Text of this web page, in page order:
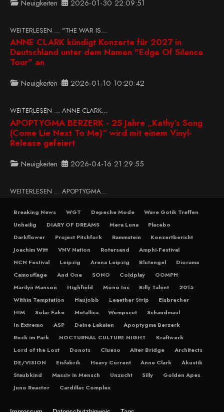
Neuigkeiten 2026-01-30 22:09:51
WEITERLESEN … "THE WAR IS...
ANNE CLARK kündigt Konzerte für 2027 in
Deutschland unter dem Namen "Edge Of Silence
Tour" an
Neuigkeiten 2026-01-10 10:20:42
WEITERLESEN … ANNE CLARK...
APOPTYGMA BERZERK - 25 Jahre „Kathy’s Song
(Come Lie Next To Me)“ wird mit einem Vinyl-
Release gefeiert
Neuigkeiten 2026-04-16 21:29:55
WEITERLESEN … APOPTYGMA...
Breaking News WGT Depeche Mode
Wave Gotik Treffen
Unheilig
DIARY OF DREAMS Mera Luna
Placebo
Darkflower
Project Pitchfork Rammstein
Konzertbericht
Joachim Witt
VNV Nation Rotersand
Amphi-Festival
NCN Festival
Leipzig Arena Leipzig Blutengel
Diorama
Camouflage
And One SONO Coldplay
OOMPH
Marilyn Manson
Highfield Mono Inc Billy Talent
2015
Within Temptation
Haujobb Leaether Strip
Eisbrecher
HIM
Solar Fake Metallica Wumpscut
Schandmaul
In Extremo
ASP Deine Lakaien
Apoptygma Berzerk
Rock im Park
NOCTURNAL CULTURE NIGHT
Kraftwerk
Lord of the Lost
Donots Clueso Alter Bridge
Architects
DE/VISION
Eisfabrik Heavy Current Anne Clark
Akustik
Staubkind
Massiv in Mensch Unzucht Silly
Golden Apes
Juno Reactor
Cardillac Complex